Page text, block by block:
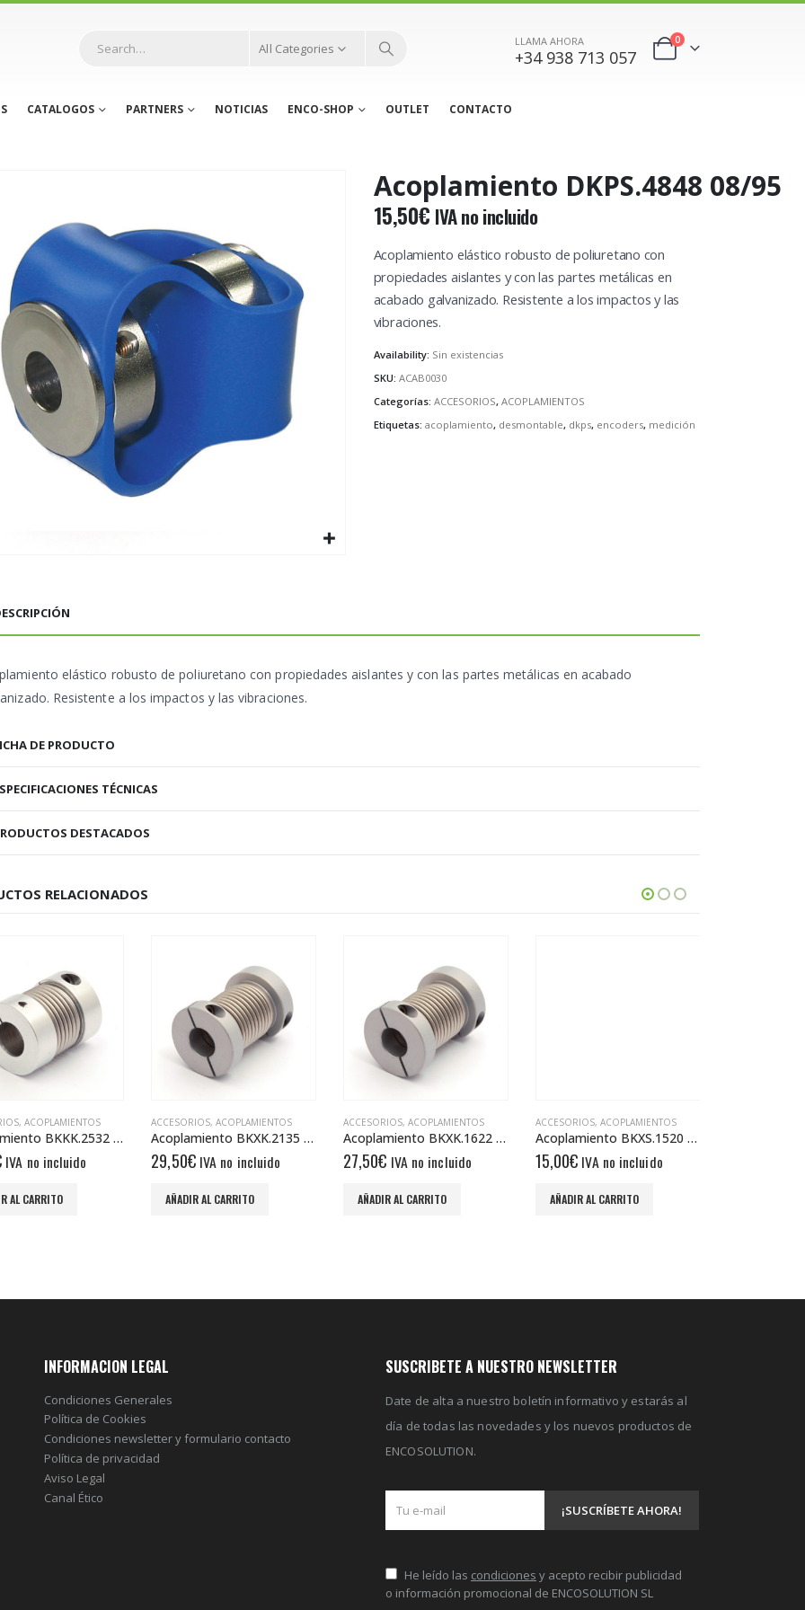
All Categories LLAMA AHORA
+34 938 713 057
0
CATALOGOS PARTNERS NOTICIAS ENCO-SHOP OUTLET CONTACTO
Acoplamiento DKPS.4848 08/95
15,50€ IVA no incluido
Acoplamiento elástico robusto de poliuretano con
propiedades aislantes y con las partes metálicas en
acabado galvanizado. Resistente a los impactos y las
vibraciones.
Availability: Sin existencias
SKU: ACAB0030
Categorías: ACCESORIOS, ACOPLAMIENTOS
Etiquetas: acoplamiento, desmontable, dkps, encoders, medición
elástico robusto de poliuretano con propiedades aislantes y con las partes metálicas en acabado
Resistente a los impactos y las vibraciones.
DE PRODUCTO
TÉCNICAS
DESTACADOS
RELACIONADOS
, ACOPLAMIENTOS
Acoplamiento BKKK.2532 12/12
IVA no incluido
AL CARRITO
ACCESORIOS,ACOPLAMIENTOS
Acoplamiento BKXK.2135 10/10
29,50€ IVA no incluido
AÑADIR AL CARRITO
ACCESORIOS, ACOPLAMIENTOS
Acoplamiento BKXK.1622 4/4
27,50€ IVA no incluido
AÑADIR AL CARRITO
ACCESORIOS, ACOPLAMIENTOS
Acoplamiento BKXS.1520 3/3
15,00€ IVA no incluido
AÑADIR AL CARRITO
INFORMACION LEGAL
Condiciones Generales
Política de Cookies
Condiciones newsletter y formulario contacto
Política de privacidad
Aviso Legal
Canal Ético
SUSCRIBETE A NUESTRO NEWSLETTER
Date de alta a nuestro boletín informativo y estarás al
día de todas las novedades y los nuevos productos de
ENCOSOLUTION.
He leído las condiciones y acepto recibir publicidad
o información promocional de ENCOSOLUTION SL